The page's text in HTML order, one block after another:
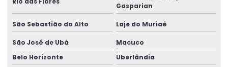
Manutenção preventiva ponte rolante joinville
Manutenção preventiva de ponte rolante em pr
Gasparian
São Sebastião do Alto Laje do Muriaé
São José de Ubá
Macuco
Belo Horizonte
Uberlândia